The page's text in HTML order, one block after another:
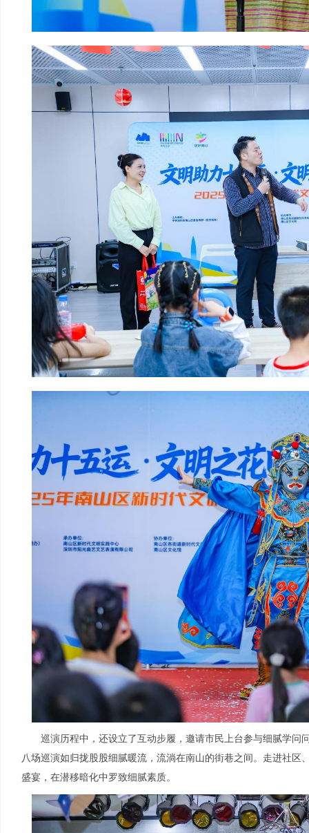
巡演历程中，还设立了互动步履，邀请市民上台参与细腻学问
八场巡演如归拢股股细腻暖流，流淌在南山的街巷之间。走进社区
盛宴，在潜移暗化中罗致细腻素质。